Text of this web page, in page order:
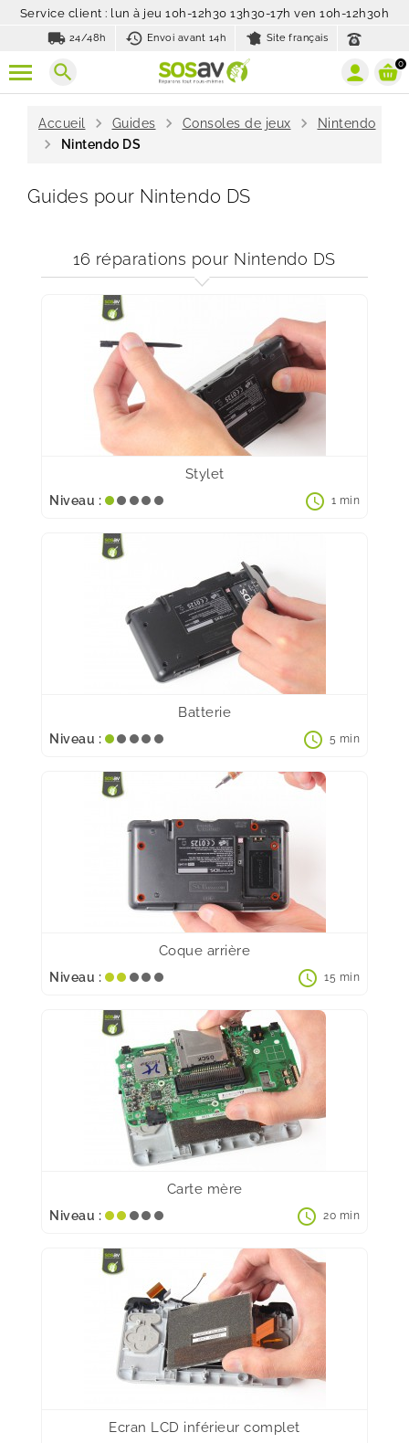
Service client : lun à jeu 10h-12h30 13h30-17h ven 10h-12h30h
local_shipping 24/48h history_toggle_off
Envoi avant 14h Site français
search 0
Accueil chevron_right Guides chevron_right Consoles de jeux chevron_right Nintendo
chevron_right Nintendo DS
Guides pour Nintendo DS
16 réparations pour Nintendo DS
Stylet
Niveau : schedule 1 min
Batterie
Niveau : schedule 5 min
Coque arrière
Niveau : schedule 15 min
Carte mère
Niveau : schedule 20 min
Ecran LCD inférieur complet